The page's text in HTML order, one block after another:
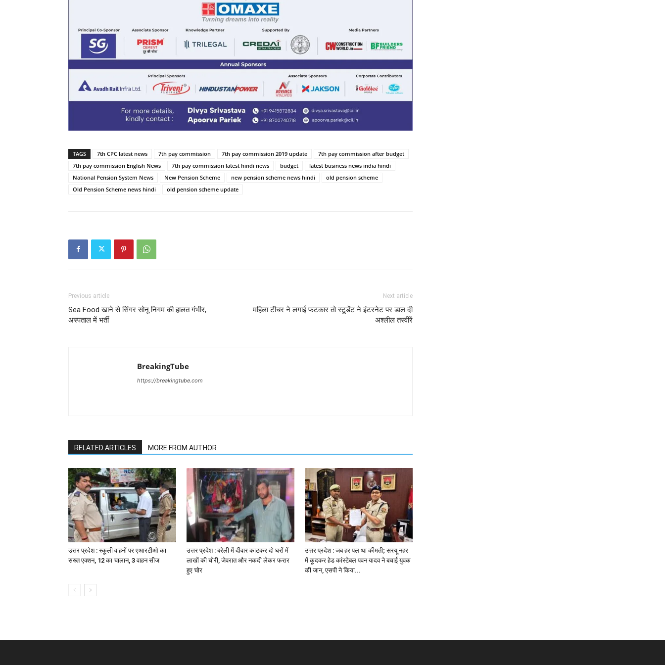
TAGS 7th CPC latest news 7th pay commission 7th pay commission 2019 update
7th pay commission after budget
7th pay commission English News
7th pay commission latest hindi news budget
latest business news india hindi
National Pension System News
New Pension Scheme new pension scheme news hindi
old pension scheme
Old Pension Scheme news hindi
old pension scheme update
Previous article
Sea Food खाने से सिंगर सोनू निगम की हालत गंभीर,
अस्पताल में भर्ती
Next article
महिला टीचर ने लगाई फटकार तो स्टूडेंट ने इंटरनेट पर डाल दी
अश्लील तस्वीरें
BreakingTube
https://breakingtube.com
RELATED ARTICLES MORE FROM AUTHOR
उत्तर प्रदेश : स्कूली वाहनों पर एआरटीओ का
सख्त एक्शन, 12 का चालान, 3 वाहन सीज
उत्तर प्रदेश : बरेली में दीवार काटकर दो घरों में
लाखों की चोरी, जेवरात और नकदी लेकर फरार
हुए चोर
उत्तर प्रदेश : जब हर पल था कीमती; सरयू नहर
में कूदकर हेड कांस्टेबल पवन यादव ने बचाई युवक
की जान, एसपी ने किया...